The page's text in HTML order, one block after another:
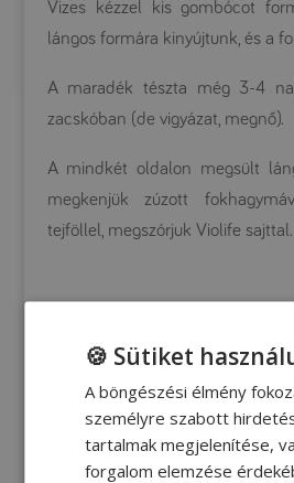
Vizes kézzel kis gombócot
lángos formára kinyújtunk, és a
A maradék tészta még 3-4
zacskóban (de vigyázat, megnő).
A mindkét oldalon megsült
megkenjük zúzott
tejföllel, megszórjuk Violife sajttal.
Mennyiség
Phe
(mg)
Fehérje
(g)
🍪 Sütiket
A böngészési élmény
személyre szabott
tartalmak megjelenítése,
forgalom elemzése